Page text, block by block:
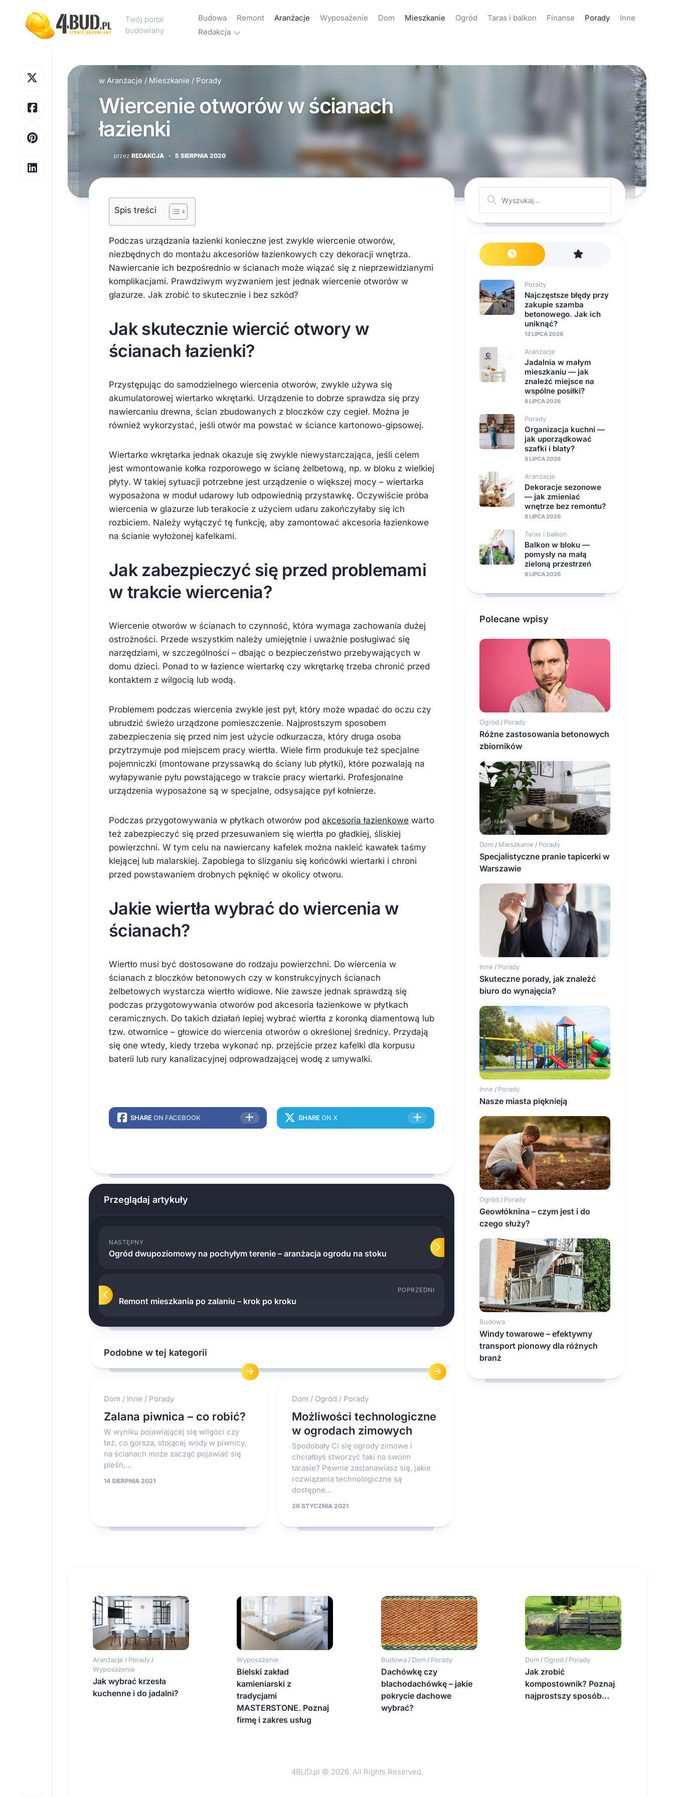
content
Twój portal
budowlany
Budowa Remont Aranżacje Wyposażenie Dom Mieszkanie Ogród Taras i balkon Finanse Porady
Inne
Redakcja
Reklama
Kontakt
Polityka
prywatności
w Aranżacje / Mieszkanie / Porady
Wiercenie otworów w ścianach
łazienki
przez REDAKCJA · 5 SIERPNIA 2020
Spis treści
Podczas urządzania łazienki konieczne jest zwykle wiercenie otworów,
niezbędnych do montażu akcesoriów łazienkowych czy dekoracji wnętrza.
Nawiercanie ich bezpośrednio w ścianach może wiązać się z nieprzewidzianymi
komplikacjami. Prawdziwym wyzwaniem jest jednak wiercenie otworów w
glazurze. Jak zrobić to skutecznie i bez szkód?
Jak skutecznie wiercić otwory w
ścianach łazienki?
Przystępując do samodzielnego wiercenia otworów, zwykle używa się
akumulatorowej wiertarko wkrętarki. Urządzenie to dobrze sprawdza się przy
nawiercaniu drewna, ścian zbudowanych z bloczków czy cegieł. Można je
również wykorzystać, jeśli otwór ma powstać w ściance kartonowo-gipsowej.
Wiertarko wkrętarka jednak okazuje się zwykle niewystarczająca, jeśli celem
jest wmontowanie kołka rozporowego w ścianę żelbetową, np. w bloku z wielkiej
płyty. W takiej sytuacji potrzebne jest urządzenie o większej mocy – wiertarka
wyposażona w moduł udarowy lub odpowiednią przystawkę. Oczywiście próba
wiercenia w glazurze lub terakocie z użyciem udaru zakończyłaby się ich
rozbiciem. Należy wyłączyć tę funkcję, aby zamontować akcesoria łazienkowe
na ścianie wyłożonej kafelkami.
Jak zabezpieczyć się przed problemami
w trakcie wiercenia?
Wiercenie otworów w ścianach to czynność, która wymaga zachowania dużej
ostrożności. Przede wszystkim należy umiejętnie i uważnie posługiwać się
narzędziami, w szczególności – dbając o bezpieczeństwo przebywających w
domu dzieci. Ponad to w łazience wiertarkę czy wkrętarkę trzeba chronić przed
kontaktem z wilgocią lub wodą.
Problemem podczas wiercenia zwykle jest pył, który może wpadać do oczu czy
ubrudzić świeżo urządzone pomieszczenie. Najprostszym sposobem
zabezpieczenia się przed nim jest użycie odkurzacza, który druga osoba
przytrzymuje pod miejscem pracy wiertła. Wiele firm produkuje też specjalne
pojemniczki (montowane przyssawką do ściany lub płytki), które pozwalają na
wyłapywanie pyłu powstającego w trakcie pracy wiertarki. Profesjonalne
urządzenia wyposażone są w specjalne, odsysające pył kołnierze.
Podczas przygotowywania w płytkach otworów pod akcesoria łazienkowe warto
też zabezpieczyć się przed przesuwaniem się wiertła po gładkiej, śliskiej
powierzchni. W tym celu na nawiercany kafelek można nakleić kawałek taśmy
klejącej lub malarskiej. Zapobiega to ślizganiu się końcówki wiertarki i chroni
przed powstawaniem drobnych pęknięć w okolicy otworu.
Jakie wiertła wybrać do wiercenia w
ścianach?
Wiertło musi być dostosowane do rodzaju powierzchni. Do wiercenia w
ścianach z bloczków betonowych czy w konstrukcyjnych ścianach
żelbetowych wystarcza wiertło widiowe. Nie zawsze jednak sprawdzą się
podczas przygotowywania otworów pod akcesoria łazienkowe w płytkach
ceramicznych. Do takich działań lepiej wybrać wiertła z koronką diamentową lub
tzw. otwornice – głowice do wiercenia otworów o określonej średnicy. Przydają
się one wtedy, kiedy trzeba wykonać np. przejście przez kafelki dla korpusu
baterii lub rury kanalizacyjnej odprowadzającej wodę z umywalki.
SHARE ON FACEBOOK SHARE ON X
Przeglądaj artykuły
NASTĘPNY
Ogród dwupoziomowy na pochyłym terenie – aranżacja ogrodu na stoku
POPRZEDNI
Remont mieszkania po zalaniu – krok po kroku
Podobne w tej kategorii
Dom / Inne / Porady
Zalana piwnica – co robić?
W wyniku pojawiającej się wilgoci czy
też, co gorsza, stojącej wody w piwnicy,
na ścianach może zacząć pojawiać się
pleśń,...
14 SIERPNIA 2021
Dom / Ogród / Porady
Możliwości technologiczne
w ogrodach zimowych
Spodobały Ci się ogrody zimowe i
chciałbyś stworzyć taki na swoim
tarasie? Pewnie zastanawiasz się, jakie
rozwiązania technologiczne są
dostępne...
26 STYCZNIA 2021
Porady
Najczęstsze błędy przy
zakupie szamba
betonowego. Jak ich
uniknąć?
13 LIPCA 2026
Aranżacje
Jadalnia w małym
mieszkaniu — jak
znaleźć miejsce na
wspólne posiłki?
8 LIPCA 2026
Porady
Organizacja kuchni —
jak uporządkować
szafki i blaty?
8 LIPCA 2026
Aranżacje
Dekoracje sezonowe
— jak zmieniać
wnętrze bez remontu?
8 LIPCA 2026
Taras i balkon
Balkon w bloku —
pomysły na małą
zieloną przestrzeń
8 LIPCA 2026
Polecane wpisy
Ogród / Porady
Różne zastosowania betonowych
zbiorników
Dom / Mieszkanie / Porady
Specjalistyczne pranie tapicerki w
Warszawie
Inne / Porady
Skuteczne porady, jak znaleźć
biuro do wynajęcia?
Inne / Porady
Nasze miasta pięknieją
Ogród / Porady
Geowłóknina – czym jest i do
czego służy?
Budowa
Windy towarowe – efektywny
transport pionowy dla różnych
branż
Aranżacje / Porady /
Wyposażenie
Jak wybrać krzesła
kuchenne i do jadalni?
Wyposażenie
Bielski zakład
kamieniarski z
tradycjami
MASTERSTONE. Poznaj
firmę i zakres usług
Budowa/ Dom/ Porady
Dachówkę czy
blachodachówkę – jakie
pokrycie dachowe
wybrać?
Dom / Ogród / Porady
Jak zrobić
kompostownik? Poznaj
najprostszy sposób…
4BUD.pl © 2026. All Rights Reserved.